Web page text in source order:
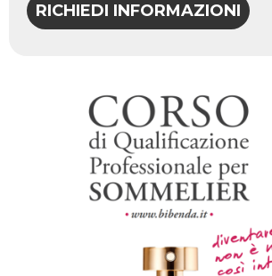
RICHIEDI INFORMAZIONI